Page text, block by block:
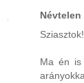
Névtelen
Sziasztok!
Ma én is